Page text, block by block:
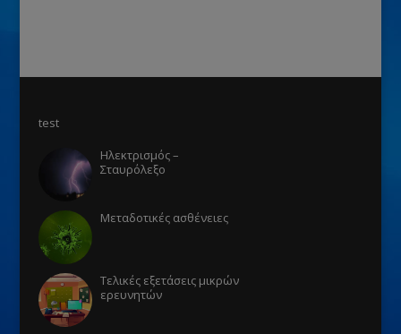
test
Ηλεκτρισμός –
Σταυρόλεξο
Μεταδοτικές ασθένειες
Τελικές εξετάσεις μικρών
ερευνητών